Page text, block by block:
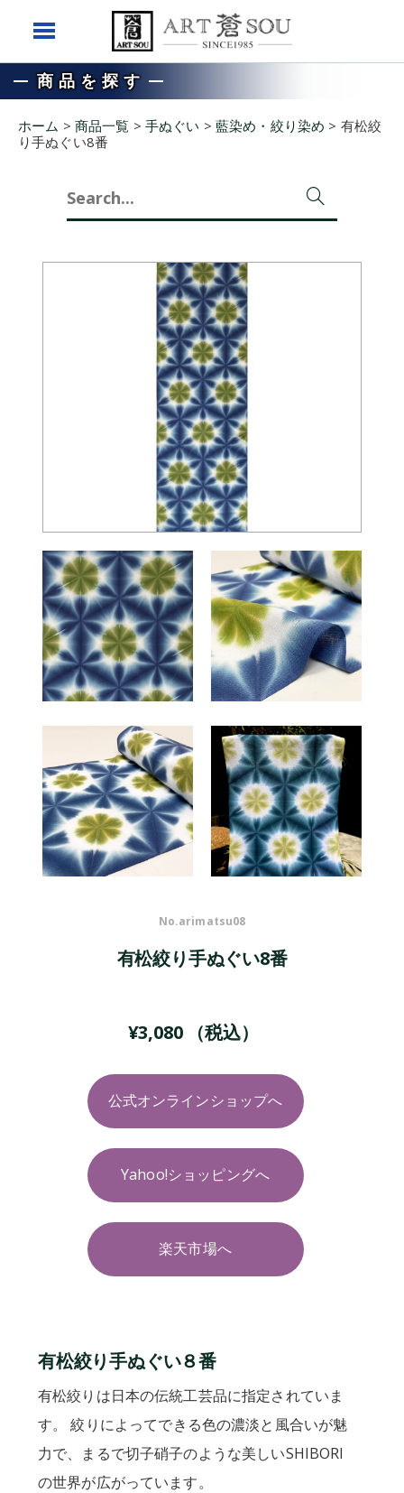
商品を探す
ホーム > 商品一覧 > 手ぬぐい >藍染め・絞り染め > 有松絞
り手ぬぐい8番
Search
No.arimatsu08
有松絞り手ぬぐい8番
¥3,080 （税込）
公式オンラインショップへ
Yahoo!ショッピングへ
楽天市場へ
有松絞り手ぬぐい８番
有松絞りは日本の伝統工芸品に指定されていま
す。 絞りによってできる色の濃淡と風合いが魅
力で、まるで切子硝子のような美しいSHIBORI
の世界が広がっています。